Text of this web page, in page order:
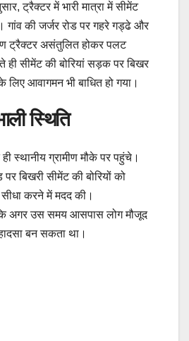
ट्रैक्टर में भारी मात्रा में सीमेंट
गांव की जर्जर रोड पर गहरे गड्ढे और
ट्रैक्टर असंतुलित होकर पलट
सीमेंट की बोरियां सड़क पर बिखर
आवागमन भी बाधित हो गया।
स्थिति
स्थानीय ग्रामीण मौके पर पहुंचे।
पर बिखरी सीमेंट की बोरियों को
करने में मदद की।
अगर उस समय आसपास लोग मौजूद
बन सकता था।